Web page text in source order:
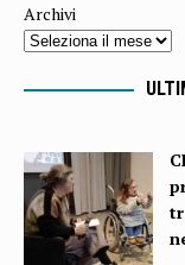
Archivi